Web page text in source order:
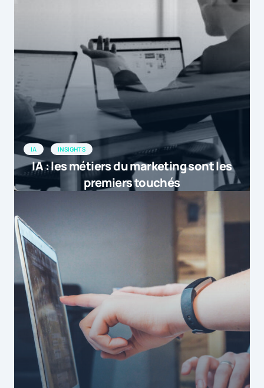
IA INSIGHTS
IA : les métiers du marketing sont les
premiers touchés